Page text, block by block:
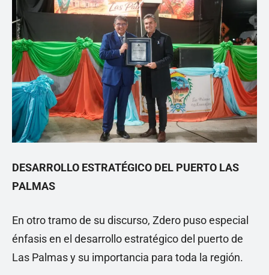
DESARROLLO ESTRATÉGICO DEL PUERTO LAS
PALMAS
En otro tramo de su discurso, Zdero puso especial
énfasis en el desarrollo estratégico del puerto de
Las Palmas y su importancia para toda la región.